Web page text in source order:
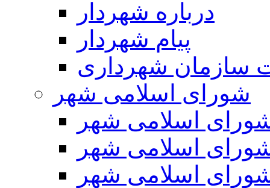
درباره شهردار
پیام شهردار
سازمان شهرداری
شورای اسلامی شهر
اسلامی شهر
اسلامی شهر
اسلامی شهر